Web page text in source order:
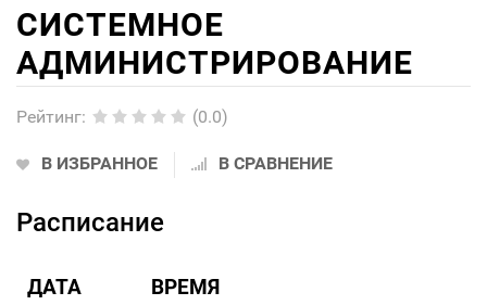
СИСТЕМНОЕ
АДМИНИСТРИРОВАНИЕ
Рейтинг: (0.0)
В ИЗБРАННОЕ В СРАВНЕНИЕ
Расписание
ДАТА ВРЕМЯ